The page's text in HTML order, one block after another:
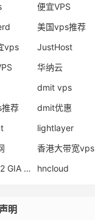
便宜VPS
美国vps推荐
vps
JustHost
华纳云
dmit vps
荐
dmit优惠
lightlayer
香港大带宽vps
美国CN2 GIA VPS
hncloud
明